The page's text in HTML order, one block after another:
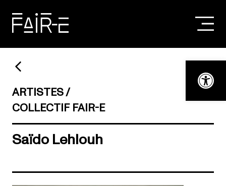
Ouvrir la
content
ARTISTES
COLLECTIF FAIR-E
Saïdo Lehlouh